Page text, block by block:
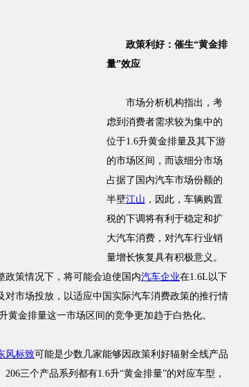
政策利好：催生“黄金排
量”效应
市场分析机构指出，考
虑到消费者需求较为集中的
位于1.6升黄金排量及其下游
的市场区间，而该细分市场
占据了国内汽车市场份额的
半壁江山 ，因此，车辆购置
税的下调将有利于稳定和扩
大汽车消费，对汽车行业销
量增长恢复具有积极意义。
政策情况下，将可能会迫使国内汽车企业在1.6L以下
对市场投放，以适应中国实际汽车消费政策的推行情
黄金排量这一市场区间的竞争更加趋于白热化。
风标致可能是少数几家能够因政策利好辐射全线产品
三个产品系列都有1.6升“黄金排量”的对应车型，